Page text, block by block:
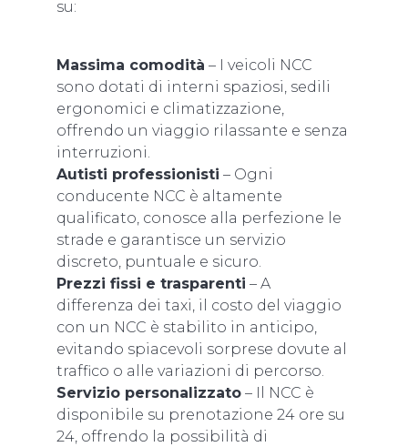
su:
Massima comodità – I veicoli NCC
sono dotati di interni spaziosi, sedili
ergonomici e climatizzazione,
offrendo un viaggio rilassante e senza
interruzioni.
Autisti professionisti – Ogni
conducente NCC è altamente
qualificato, conosce alla perfezione le
strade e garantisce un servizio
discreto, puntuale e sicuro.
Prezzi fissi e trasparenti – A
differenza dei taxi, il costo del viaggio
con un NCC è stabilito in anticipo,
evitando spiacevoli sorprese dovute al
traffico o alle variazioni di percorso.
Servizio personalizzato – Il NCC è
disponibile su prenotazione 24 ore su
24, offrendo la possibilità di